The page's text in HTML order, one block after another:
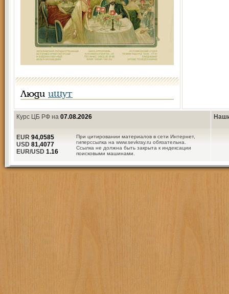
Люди ищут
Курс ЦБ РФ на 07.08.2026
При цитировании материалов в сети Интернет,
гиперссылка на www.sevkray.ru обязательна.
Ссылка не должна быть закрыта к индексации
поисковыми машинами.
EUR 94,0585
USD 81,4077
EUR/USD 1.16